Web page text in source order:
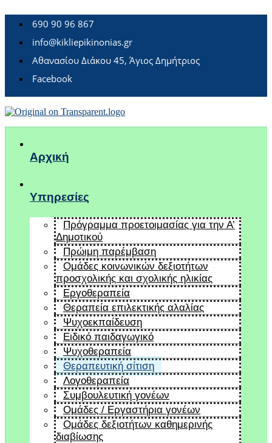
690 90 96 867
info@kikliepikinonias.gr
Αθανασίου Διάκου 45, Άγιος Δημήτριος
Facebook
Αρχική
Υπηρεσίες
Πρόγραμμα προετοιμασίας για την Α’
Δημοτικού
Πρώιμη παρέμβαση
Ομάδες κοινωνικών δεξιοτήτων
προσχολικής και σχολικής ηλικίας
Εργοθεραπεία
Θεραπεία επιλεκτικής αλαλίας
Ψυχοεκπαίδευση
Ειδικό παιδαγωγικό
Ψυχοθεραπεία
Θεραπευτική σίτιση
Λογοθεραπεία
Συμβουλευτική γονέων
Ομάδες / Εργαστήρια γονέων
Ομάδες δεξιοτήτων καθημερινής
διαβίωσης